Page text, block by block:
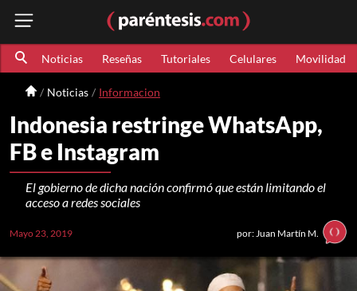
Noticias Reseñas Tutoriales Celulares Movilidad
Noticias Informacion
Indonesia restringe WhatsApp,
FB e Instagram
El gobierno de dicha nación confirmó que están limitando el
acceso a redes sociales
Mayo 23, 2019 por: Juan Martín M.